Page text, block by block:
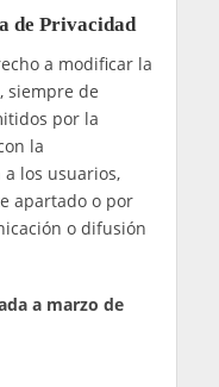
uso de sus
al usuario
datos, pero de
para alguna
judicial,
en forma
circunstancias,
a otro